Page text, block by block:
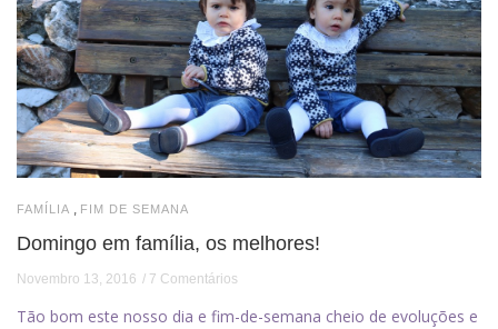
FAMÍLIA FIM DE SEMANA
Domingo em família, os melhores!
Novembro 13, 2016 7 Comentários
Tão bom este nosso dia e fim-de-semana cheio de evoluções e